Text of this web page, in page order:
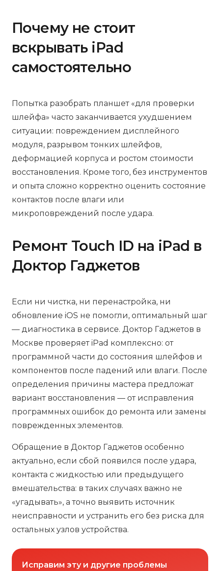
Почему не стоит
вскрывать iPad
самостоятельно
Попытка разобрать планшет «для проверки
шлейфа» часто заканчивается ухудшением
ситуации: повреждением дисплейного
модуля, разрывом тонких шлейфов,
деформацией корпуса и ростом стоимости
восстановления. Кроме того, без инструментов
и опыта сложно корректно оценить состояние
контактов после влаги или
микроповреждений после удара.
Ремонт Touch ID на iPad в
Доктор Гаджетов
Если ни чистка, ни перенастройка, ни
обновление iOS не помогли, оптимальный шаг
— диагностика в сервисе. Доктор Гаджетов в
Москве проверяет iPad комплексно: от
программной части до состояния шлейфов и
компонентов после падений или влаги. После
определения причины мастера предложат
вариант восстановления — от исправления
программных ошибок до ремонта или замены
поврежденных элементов.
Обращение в Доктор Гаджетов особенно
актуально, если сбой появился после удара,
контакта с жидкостью или предыдущего
вмешательства: в таких случаях важно не
«угадывать», а точно выявить источник
неисправности и устранить его без риска для
остальных узлов устройства.
Исправим эту и другие проблемы